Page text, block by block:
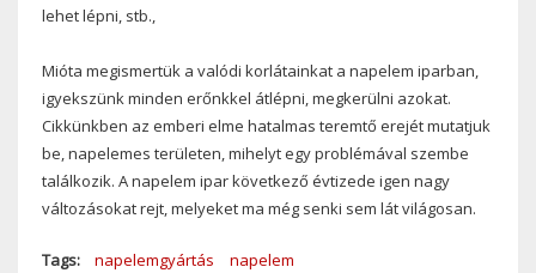
lehet lépni, stb.,
Mióta megismertük a valódi korlátainkat a napelem iparban,
igyekszünk minden erőnkkel átlépni, megkerülni azokat.
Cikkünkben az emberi elme hatalmas teremtő erejét mutatjuk
be, napelemes területen, mihelyt egy problémával szembe
találkozik. A napelem ipar következő évtizede igen nagy
változásokat rejt, melyeket ma még senki sem lát világosan.
Tags napelemgyártás napelem